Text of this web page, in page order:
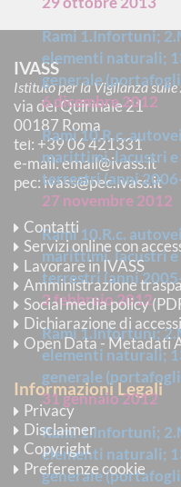
Rami 1.Infortuni;
elementi naturali;
generale
6 dicembre 2012
Rami 10.R.c.
marittimi, lacustri
terrestri (anni
27 novembre 2012
Rami 10.R.c.
marittimi, lacustri
terrestri (anni
2 febbraio 2012
Rami 1.Infortuni;
elementi naturali;
generale
31 gennaio 2012
Rami 1.Infortuni;
elementi naturali;
generale
IVASS
Istituto per la Vigilanza
via del Quirinale 21
00187 Roma
tel: +39 06 421331
e-mail:email@ivass.it
pec:ivass@pec.ivass.it
Contatti
Servizi online con
Lavorare in IVASS
Amministrazione
Social media policy
Dichiarazione di
Open Data - Metadati
Informazioni Legali
Privacy
Disclaimer
Copyright
Preferenze cookie